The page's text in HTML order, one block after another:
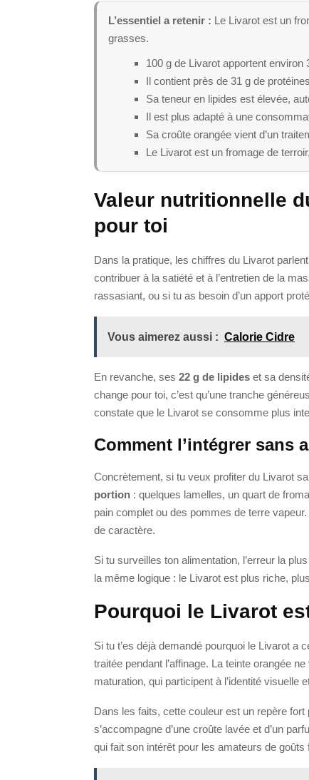
L’essentiel a retenir : Le Livarot est un
grasses.
100 g de Livarot apportent environ
Il contient près de 31 g de
Sa teneur en lipides est élevée,
Il est plus adapté à une
Sa croûte orangée vient d’un
Le Livarot est un fromage de
Valeur nutritionnelle
pour toi
Dans la pratique, les chiffres du Livarot
contribuer à la satiété et à l’entretien de la
rassasiant, ou si tu as besoin d’un apport
Vous aimerez aussi : Calorie Cidre
En revanche, ses 22 g de lipides et sa
change pour toi, c’est qu’une tranche
constate que le Livarot se consomme plus
Comment l’intégrer sans
Concrètement, si tu veux profiter du Livarot
portion : quelques lamelles, un quart de
pain complet ou des pommes de terre vapeur.
de caractère.
Si tu surveilles ton alimentation, l’erreur la
la même logique : le Livarot est plus riche,
Pourquoi le Livarot
Si tu t’es déjà demandé pourquoi le Livarot
traitée pendant l’affinage. La teinte orangée
maturation, qui participent à l’identité visuelle
Dans les faits, cette couleur est un repère
s’accompagne d’une croûte lavée et d’un
qui fait son intérêt pour les amateurs de goûts